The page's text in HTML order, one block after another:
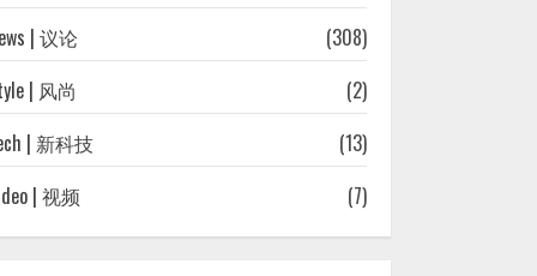
| 议论
(308)
| 风尚
(2)
| 新科技
(13)
| 视频
(7)